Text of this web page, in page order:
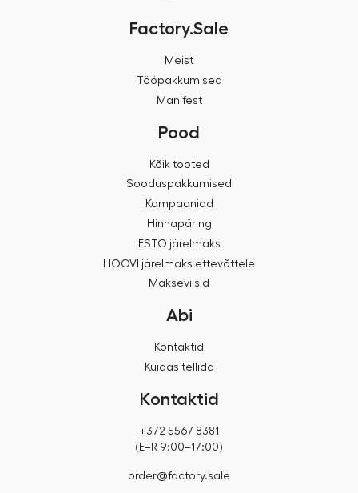
Factory.Sale
Meist
Tööpakkumised
Manifest
Pood
Kõik tooted
Sooduspakkumised
Kampaaniad
Hinnapäring
ESTO järelmaks
HOOVI järelmaks ettevõttele
Makseviisid
Abi
Kontaktid
Kuidas tellida
Kontaktid
+372 5567 8381
(E–R 9:00–17:00)
order@factory.sale